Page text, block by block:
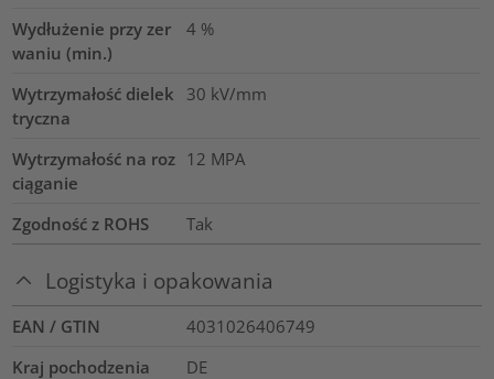
Wydłużenie przy zer
waniu (min.)
4 %
Wytrzymałość dielek
tryczna
30 kV/mm
Wytrzymałość na roz
ciąganie
12 MPA
Zgodność z ROHS Tak
Logistyka i opakowania
EAN / GTIN
4031026406749
Kraj pochodzenia
DE